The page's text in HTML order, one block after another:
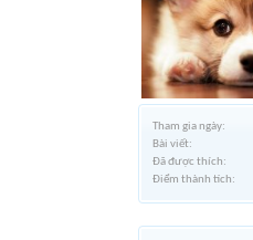
Tham gia ngày:
Bài viết:
Đã được thích:
Điểm thành tích: